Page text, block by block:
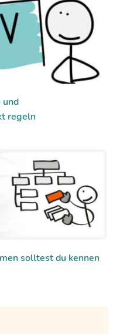
und
regeln
solltest du kennen